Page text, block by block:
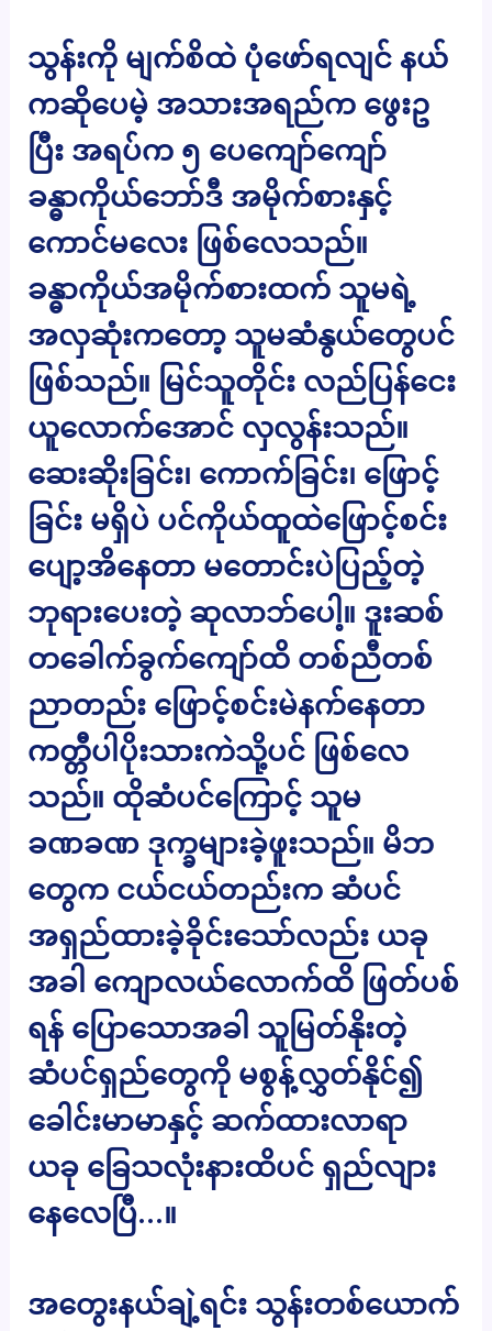
သွန်းကို မျက်စိထဲ ပုံဖော်ရလျင် နယ်
ကဆိုပေမဲ့ အသားအရည်က ဖွေးဥ
ပြီး အရပ်က ၅ ပေကျော်ကျော်
ခန္ဓာကိုယ်ဘော်ဒီ အမိုက်စားနှင့်
ကောင်မလေး ဖြစ်လေသည်။
ခန္ဓာကိုယ်အမိုက်စားထက် သူမရဲ့
အလှဆုံးကတော့ သူမဆံနွယ်တွေပင်
ဖြစ်သည်။ မြင်သူတိုင်း လည်ပြန်ငေး
ယူလောက်အောင် လှလွန်းသည်။
ဆေးဆိုးခြင်း၊ ကောက်ခြင်း၊ ဖြောင့်
ခြင်း မရှိပဲ ပင်ကိုယ်ထူထဲဖြောင့်စင်း
ပျော့အိနေတာ မတောင်းပဲပြည့်တဲ့
ဘုရားပေးတဲ့ ဆုလာဘ်ပေါ့။ ဒူးဆစ်
တခေါက်ခွက်ကျော်ထိ တစ်ညီတစ်
ညာတည်း ဖြောင့်စင်းမဲနက်နေတာ
ကတ္တီပါပိုးသားကဲသို့ပင် ဖြစ်လေ
သည်။ ထိုဆံပင်ကြောင့် သူမ
ခဏခဏ ဒုက္ခများခဲ့ဖူးသည်။ မိဘ
တွေက ငယ်ငယ်တည်းက ဆံပင်
အရှည်ထားခဲ့ခိုင်းသော်လည်း ယခု
အခါ ကျောလယ်လောက်ထိ ဖြတ်ပစ်
ရန် ပြောသောအခါ သူမြတ်နိုးတဲ့
ဆံပင်ရှည်တွေကို မစွန့်လွှတ်နိုင်၍
ခေါင်းမာမာနှင့် ဆက်ထားလာရာ
ယခု ခြေသလုံးနားထိပင် ရှည်လျား
နေလေပြီ…။
အတွေးနယ်ချဲ့ရင်း သွန်းတစ်ယောက်